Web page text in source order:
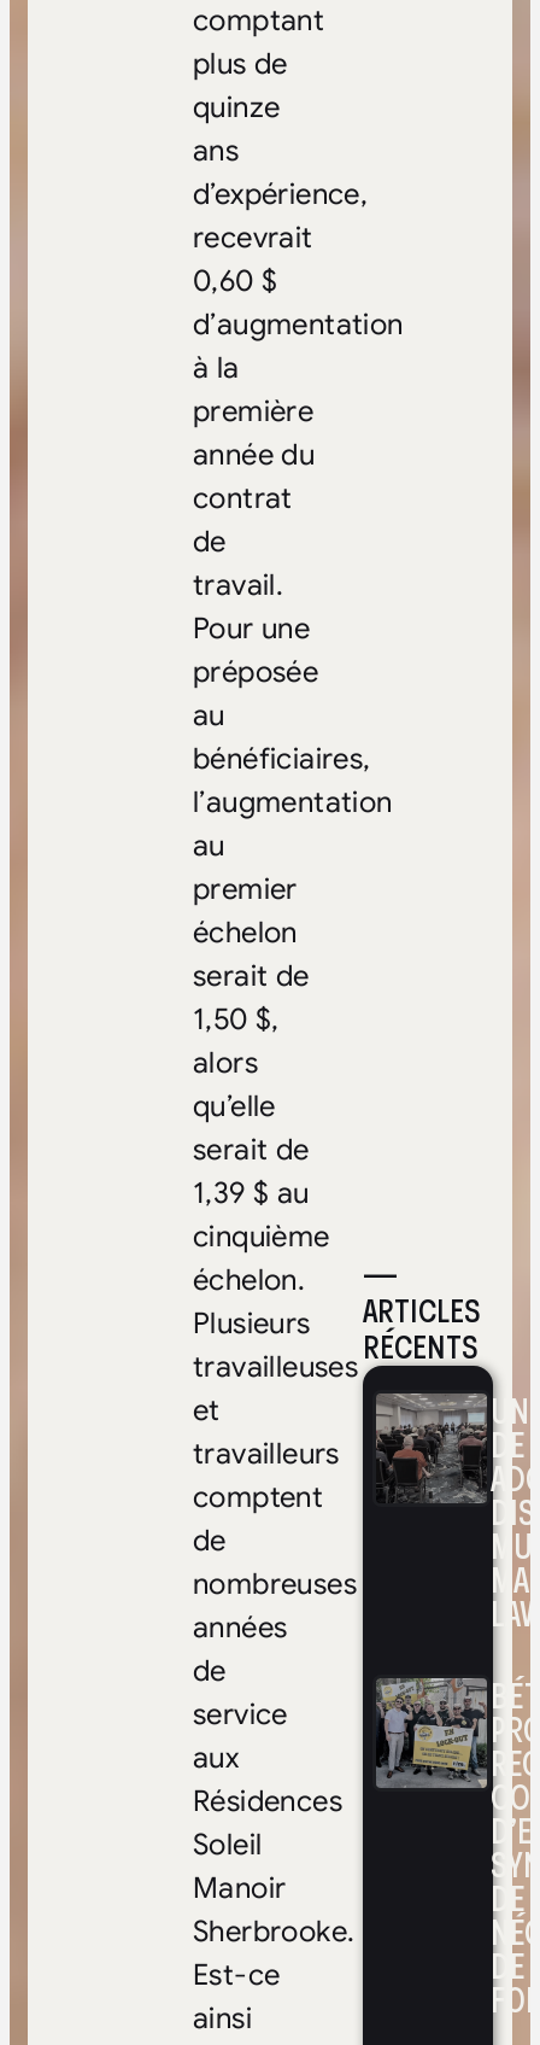
—
ARTICLES
RÉCENTS
DE
DE
DE
FOI
comptant
plus de
quinze
ans
d’expérience,
recevrait
0,60 $
d’augmentation
à la
première
année du
contrat
de
travail.
Pour une
préposée
au
bénéficiaires,
l’augmentation
au
premier
échelon
serait de
1,50 $,
alors
qu’elle
serait de
1,39 $ au
cinquième
échelon.
Plusieurs
travailleuses
et
travailleurs
comptent
de
nombreuses
années
de
service
aux
Résidences
Soleil
Manoir
Sherbrooke.
Est-ce
ainsi